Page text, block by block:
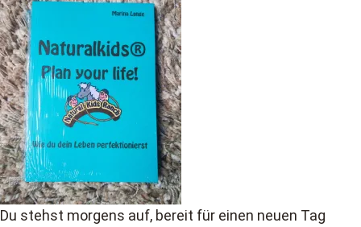
Du stehst morgens auf, bereit für einen neuen Tag